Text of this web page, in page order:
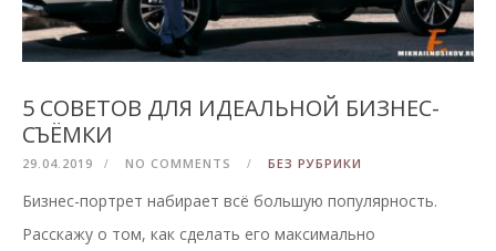
5 СОВЕТОВ ДЛЯ ИДЕАЛЬНОЙ БИЗНЕС-
СЪЁМКИ
29.04.2019 NO COMMENTS БЕЗ РУБРИКИ
Бизнес-портрет набирает всё большую популярность.
Расскажу о том, как сделать его максимально